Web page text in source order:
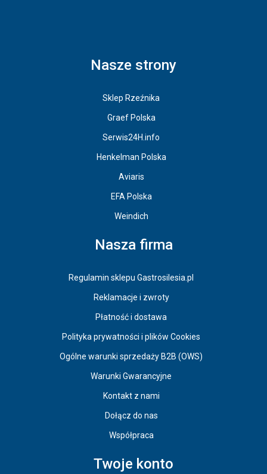
Nasze strony
Sklep Rzeźnika
Graef Polska
Serwis24H.info
Henkelman Polska
Aviaris
EFA Polska
Weindich
Nasza firma
Regulamin sklepu Gastrosilesia.pl
Reklamacje i zwroty
Płatność i dostawa
Polityka prywatności i plików Cookies
Ogólne warunki sprzedaży B2B (OWS)
Warunki Gwarancyjne
Kontakt z nami
Dołącz do nas
Współpraca
Twoje konto